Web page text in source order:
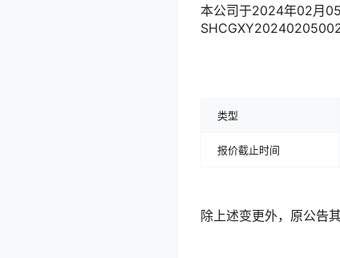
本公司于2024年02月
类型
报价截止时间
除上述变更外，原公告